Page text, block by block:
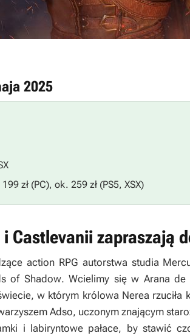
2025
zł (PC), ok. 259 zł (PS5, XSX)
Castlevanii zapraszają
action RPG autorstwa studia
of Shadow. Wcielimy się w Arana
w którym królowa Nerea rzuciła
Adso, uczonym znającym
i labiryntowe pałace, by stawić